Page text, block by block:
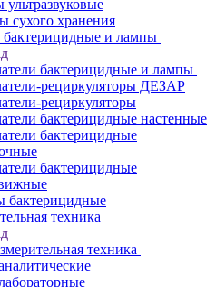
сухого хранения
бактерицидные и лампы
бактерицидные и лампы
рециркуляторы ДЕЗАР
рециркуляторы
бактерицидные настенные
бактерицидные
бактерицидные
бактерицидные
техника
техника